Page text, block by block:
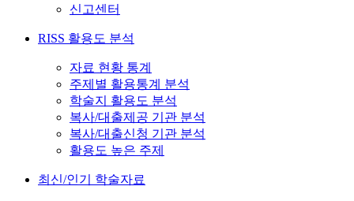
신고센터
RISS 활용도 분석
자료 현황 통계
주제별 활용통계 분석
학술지 활용도 분석
복사/대출제공 기관 분석
복사/대출신청 기관 분석
활용도 높은 주제
최신/인기 학술자료